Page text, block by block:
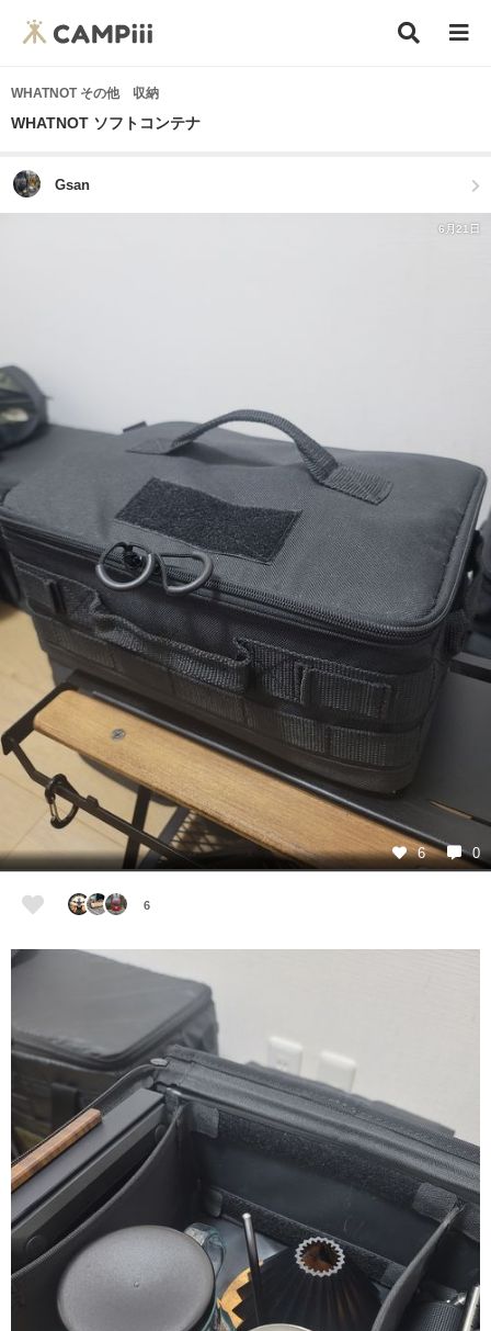
WHATNOT その他 収納
WHATNOT ソフトコンテナ
Gsan
6月21日
6 0
6